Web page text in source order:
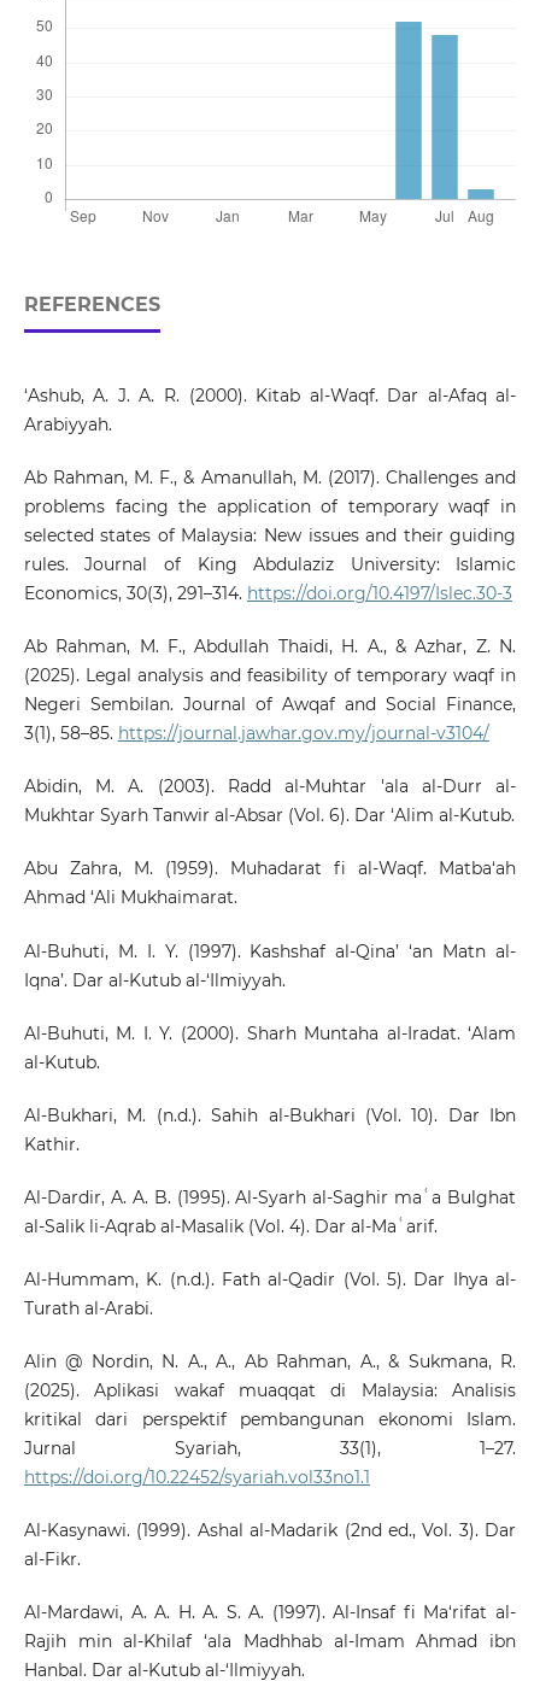
REFERENCES
‘Ashub, A. J. A. R. (2000). Kitab al-Waqf. Dar al-Afaq al-
Arabiyyah.
Ab Rahman, M. F., & Amanullah, M. (2017). Challenges and
problems facing the application of temporary waqf in
selected states of Malaysia: New issues and their guiding
rules. Journal of King Abdulaziz University: Islamic
Economics, 30(3), 291–314. https://doi.org/10.4197/Islec.30-3
Ab Rahman, M. F., Abdullah Thaidi, H. A., & Azhar, Z. N.
(2025). Legal analysis and feasibility of temporary waqf in
Negeri Sembilan. Journal of Awqaf and Social Finance,
3(1), 58–85. https://journal.jawhar.gov.my/journal-v3104/
Abidin, M. A. (2003). Radd al-Muhtar 'ala al-Durr al-
Mukhtar Syarh Tanwir al-Absar (Vol. 6). Dar ‘Alim al-Kutub.
Abu Zahra, M. (1959). Muhadarat fi al-Waqf. Matba‘ah
Ahmad ‘Ali Mukhaimarat.
Al-Buhuti, M. I. Y. (1997). Kashshaf al-Qina’ ‘an Matn al-
Iqna’. Dar al-Kutub al-‘Ilmiyyah.
Al-Buhuti, M. I. Y. (2000). Sharh Muntaha al-Iradat. ‘Alam
al-Kutub.
Al-Bukhari, M. (n.d.). Sahih al-Bukhari (Vol. 10). Dar Ibn
Kathir.
Al-Dardir, A. A. B. (1995). Al-Syarh al-Saghir maʿa Bulghat
al-Salik li-Aqrab al-Masalik (Vol. 4). Dar al-Maʿarif.
Al-Hummam, K. (n.d.). Fath al-Qadir (Vol. 5). Dar Ihya al-
Turath al-Arabi.
Alin @ Nordin, N. A., A., Ab Rahman, A., & Sukmana, R.
(2025). Aplikasi wakaf muaqqat di Malaysia: Analisis
kritikal dari perspektif pembangunan ekonomi Islam.
Jurnal Syariah, 33(1), 1–27.
https://doi.org/10.22452/syariah.vol33no1.1
Al-Kasynawi. (1999). Ashal al-Madarik (2nd ed., Vol. 3). Dar
al-Fikr.
Al-Mardawi, A. A. H. A. S. A. (1997). Al-Insaf fi Ma‘rifat al-
Rajih min al-Khilaf ‘ala Madhhab al-Imam Ahmad ibn
Hanbal. Dar al-Kutub al-‘Ilmiyyah.